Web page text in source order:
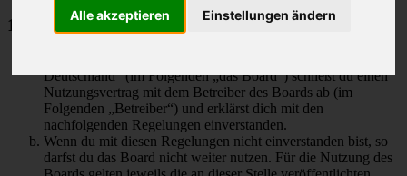
Alle akzeptieren Einstellungen ändern
1. Nutzungsvertrag
Deutschland“ (im Folgenden „das Board“) schließt du einen
Nutzungsvertrag mit dem Betreiber des Boards ab (im
Folgenden „Betreiber“) und erklärst dich mit den
nachfolgenden Regelungen einverstanden.
Wenn du mit diesen Regelungen nicht einverstanden bist, so
darfst du das Board nicht weiter nutzen. Für die Nutzung des